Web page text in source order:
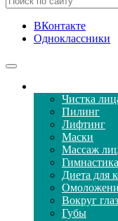
ВКонтакте
Одноклассники
Чистка
Пилинг
Лифтинг
Маски
Массаж
Гимнастика
Диета для
Вокруг глаз
Губы